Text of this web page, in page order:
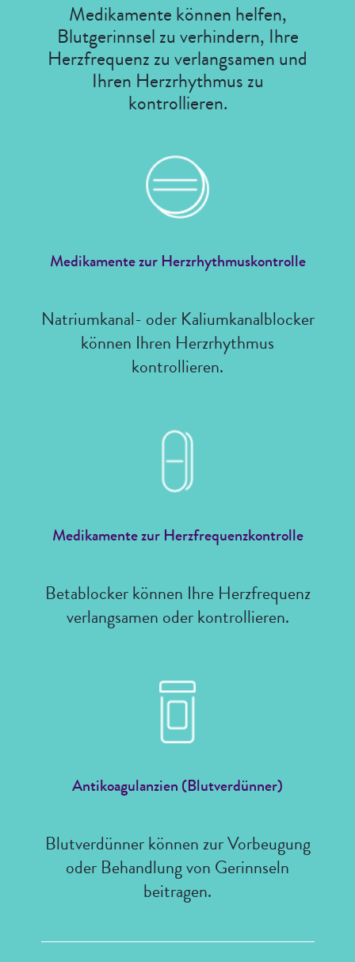
Medikamente können helfen,
Blutgerinnsel zu verhindern, Ihre
Herzfrequenz zu verlangsamen und
Ihren Herzrhythmus zu
kontrollieren.
Medikamente zur Herzrhythmuskontrolle
Natriumkanal- oder Kaliumkanalblocker
können Ihren Herzrhythmus
kontrollieren.
Medikamente zur Herzfrequenzkontrolle
Betablocker können Ihre Herzfrequenz
verlangsamen oder kontrollieren.
Antikoagulanzien (Blutverdünner)
Blutverdünner können zur Vorbeugung
oder Behandlung von Gerinnseln
beitragen.